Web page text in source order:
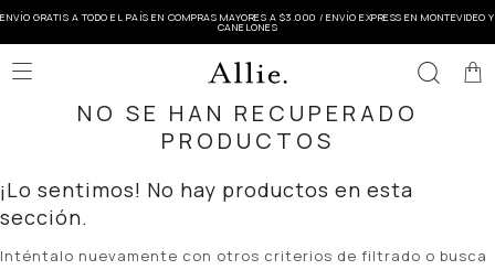
ENVÍO GRATIS A TODO EL PAÍS EN COMPRAS MAYORES A $3.000 / ENVÍO EXPRESS EN MONTEVIDEO Y
CANELONES

NO SE HAN RECUPERADO
PRODUCTOS
¡Lo sentimos! No hay productos en esta
sección.
Inténtalo nuevamente con otros criterios de filtrado o busca